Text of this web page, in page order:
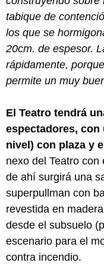
tabique de
los que se
20cm. de espesor.
rápidamente,
permite un muy
El Teatro tendrá
espectadores, con
nivel) con plaza y
nexo del Teatro
de ahí surgirá una
superpullman con
revestida en
desde el subsuelo
escenario para el
contra incendio.